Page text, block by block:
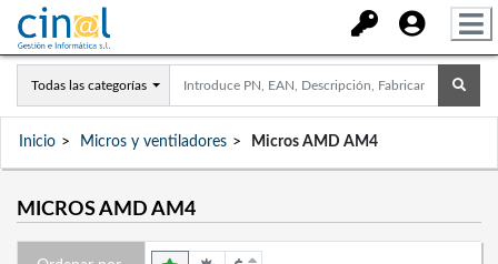
Todas las categorías
Inicio Micros y ventiladores Micros AMD AM4
MICROS AMD AM4